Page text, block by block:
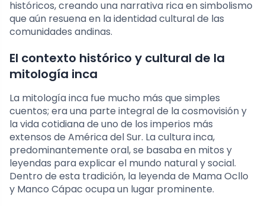
históricos, creando una narrativa rica en simbolismo
que aún resuena en la identidad cultural de las
comunidades andinas.
El contexto histórico y cultural de la
mitología inca
La mitología inca fue mucho más que simples
cuentos; era una parte integral de la cosmovisión y
la vida cotidiana de uno de los imperios más
extensos de América del Sur. La cultura inca,
predominantemente oral, se basaba en mitos y
leyendas para explicar el mundo natural y social.
Dentro de esta tradición, la leyenda de Mama Ocllo
y Manco Cápac ocupa un lugar prominente.